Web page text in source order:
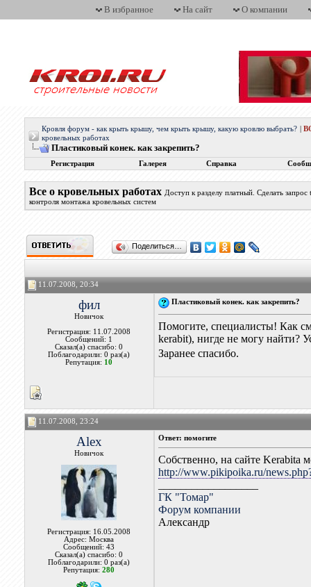
В избранное На сайт О компании
Кровля форум - как крыть крышу, чем крыть крышу, какую кровлю выбрать?
кровельных работах
Пластиковый конек. как закрепить?
Регистрация Галерея Справка
Все о кровельных работах Доступ к разделу платный. Сделать
контроля монтажа кровельных систем
Поделиться…
11.07.2008, 20:34
фил
Новичок
Регистрация: 11.07.2008
Сообщений: 1
Сказал(а) спасибо: 0
Поблагодарили: 0 раз(а)
Репутация: 10
Пластиковый конек. как закрепить?
Помогите, специалисты! Как
kerabit), нигде не могу найти?
Заранее спасибо.
11.07.2008, 23:24
Alex
Новичок
Регистрация: 16.05.2008
Адрес: Москва
Сообщений: 43
Сказал(а) спасибо: 0
Поблагодарили: 0 раз(а)
Репутация:280
Ответ: помогите
Собственно, на сайте Kerabita
http://www.pikipoika.ru/
ГК "Томар"
Форум компании
Александр